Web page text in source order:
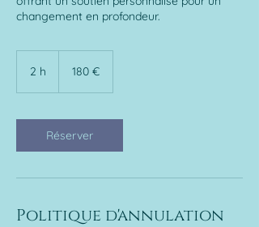
changement en profondeur.
2 h 180 €
Réserver
Politique d'annulation